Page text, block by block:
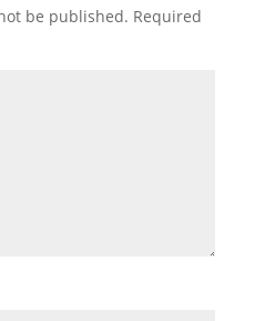
be published. Required